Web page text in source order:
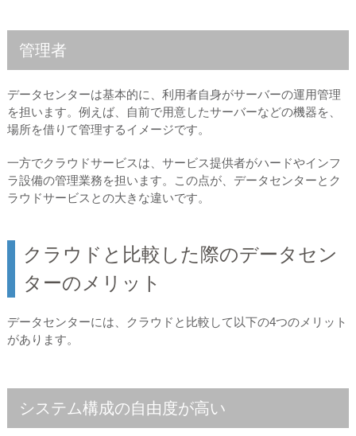
管理者
データセンターは基本的に、利用者自身がサーバーの運用管理
を担います。例えば、自前で用意したサーバーなどの機器を、
場所を借りて管理するイメージです。
一方でクラウドサービスは、サービス提供者がハードやインフ
ラ設備の管理業務を担います。この点が、データセンターとク
ラウドサービスとの大きな違いです。
クラウドと比較した際のデータセン
ターのメリット
データセンターには、クラウドと比較して以下の4つのメリット
があります。
システム構成の自由度が高い